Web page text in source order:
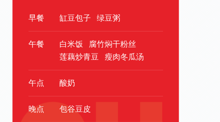
早餐 缸豆包子 绿豆粥
午餐 白米饭
腐竹焖干粉丝
莲藕炒青豆
瘦肉冬瓜汤
午点 酸奶
晚点 包谷豆皮